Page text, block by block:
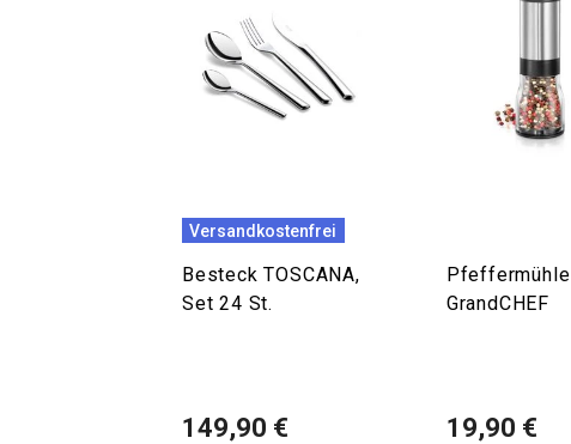
Versandkostenfrei
Besteck TOSCANA,
Set 24 St.
149,90 €
Pfeffermühle
GrandCHEF
19,90 €